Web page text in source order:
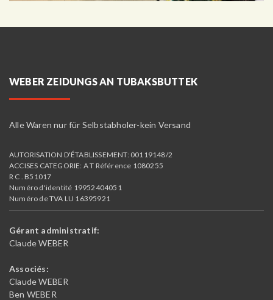
WEBER ZEIDUNGS AN TUBAKSBUTTEK
Alle Waren nur für Selbstabholer-kein Versand
AUTORISATION D'ÉTABLISSEMENT: 00119148/2
ACCISES CATEGORIE: A T Référence 1080255
R C . B51017
Numéro d'identité 19952404051
Numéro de TVA LU 16395921
Gérant administratif:
Claude WEBER
Associés:
Claude WEBER
Ben WEBER